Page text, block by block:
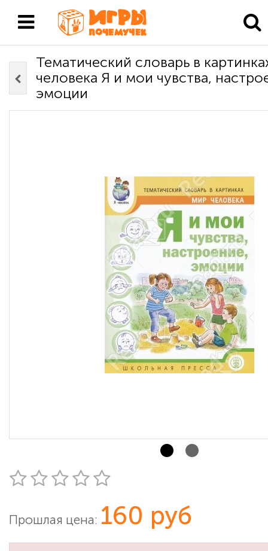
Тематический словарь в
человека Я и мои чувства,
эмоции
Прошлая цена: 160 руб